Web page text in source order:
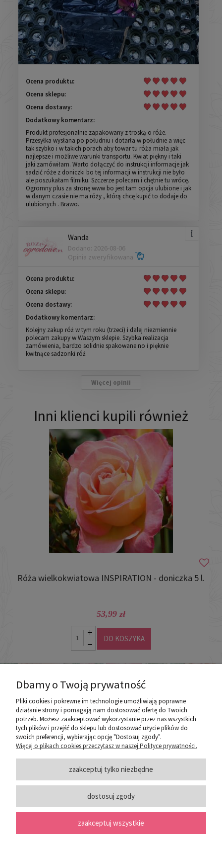
Ocena produktu:
Ocena sklepu:
Ocena dostawy:
Dodatkowy komentarz:
Produkt profesjonalnie zapakowany z troską o róże.
Przesyłka wysłana po południu i dotarła w południe a więc
tak szybko i w takich porach aby towar tu róża miała jak
najlepsze i możliwe warunki transportu. Kwiat piękny i taki
jaki zamówiłam. Warto dołączyć do instrukcji informacje jak
sadzić róże z doniczki bo tej informacji w instrukcji nie było
ale poszukałam filmiku. Szczerze polecam i chętnie tu wrócę.
Ogromny plus za stronę www bo jest tam opcja ulubione i jak
w danym czasie nie ma róży , którą chcę kupić to dodaje do
ulubionych . Brawo.
Wanda
Dodano: 2026-08-06
Opinia zweryfikowana
Ocena produktu:
Ocena sklepu:
Ocena dostawy:
Dodatkowy komentarz:
Kolejny zakup róż w tym roku (trzeci) i dalej niezmiennie
polecam zakupy w Waszym sklepie. Szybka realizacja
zamówienia, bardzo solidnie spakowane no i pięknie
kwitnące sadzonki róż
Więcej opinii
Inni klienci kupili również
Róża wielkokwiatowa INSPIRATION - doniczka 5 l.
53,99 zł
DO KOSZYKA
poznaj ROZEOGRODOWE.PL
ZASADY SPRZEDAŻY
PORADY
SOCIAL MEDIA
Dbamy o Twoją prywatność
Pliki cookies i pokrewne im technologie umożliwiają poprawne
działanie strony i pomagają nam dostosować ofertę do Twoich
potrzeb. Możesz zaakceptować wykorzystanie przez nas wszystkich
tych plików i przejść do sklepu lub dostosować użycie plików do
swoich preferencji, wybierając opcję "Dostosuj zgody".
Więcej o plikach cookies przeczytasz w naszej Polityce prywatności.
zaakceptuj tylko niezbędne
dostosuj zgody
zaakceptuj wszystkie